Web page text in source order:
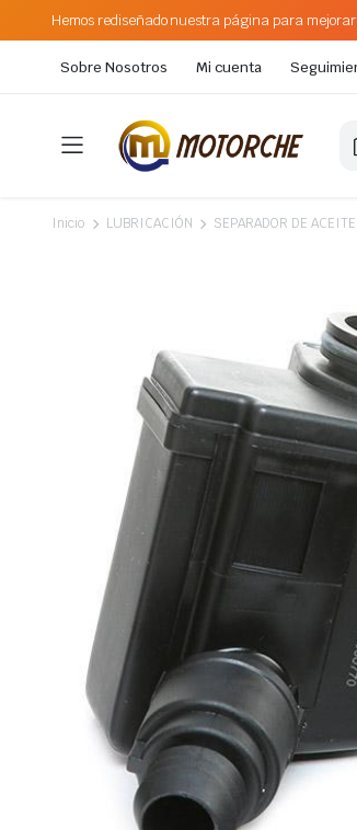
Hemos rediseñado nuestra página para
Sobre Nosotros Mi cuenta
Inicio LUBRICACIÓN SEPARADOR DE ACEITE